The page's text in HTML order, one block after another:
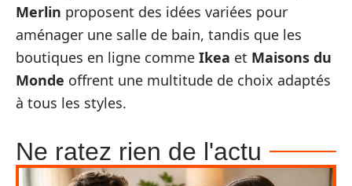
Merlin proposent des idées variées pour
aménager une salle de bain, tandis que les
boutiques en ligne comme Ikea et Maisons du
Monde offrent une multitude de choix adaptés
à tous les styles.
Ne ratez rien de l'actu